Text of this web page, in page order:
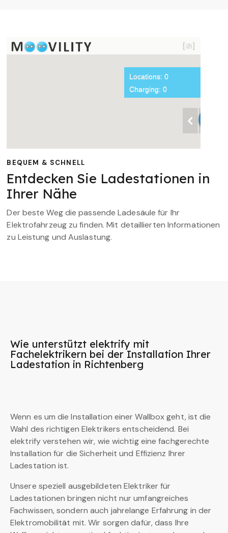
BEQUEM & SCHNELL
Entdecken Sie Ladestationen in
Ihrer Nähe
Der beste Weg die passende Ladesäule für Ihr
Elektrofahrzeug zu finden. Mit detaillierten Informationen
zu Leistung und Auslastung.
Wie unterstützt elektrify mit
Fachelektrikern bei der Installation Ihrer
Ladestation in Richtenberg
Wenn es um die Installation einer Wallbox geht, ist die
Wahl des richtigen Elektrikers entscheidend. Bei
elektrify verstehen wir, wie wichtig eine fachgerechte
Installation für die Sicherheit und Effizienz Ihrer
Ladestation ist.
Unsere speziell ausgebildeten Elektriker für
Ladestationen bringen nicht nur umfangreiches
Fachwissen, sondern auch jahrelange Erfahrung in der
Elektromobilität mit. Wir sorgen dafür, dass Ihre